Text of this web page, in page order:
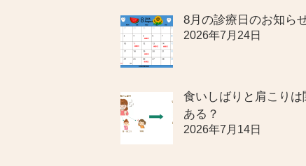
8月の診療日のお知ら
2026年7月24日
食いしばりと肩こりは
ある？
2026年7月14日